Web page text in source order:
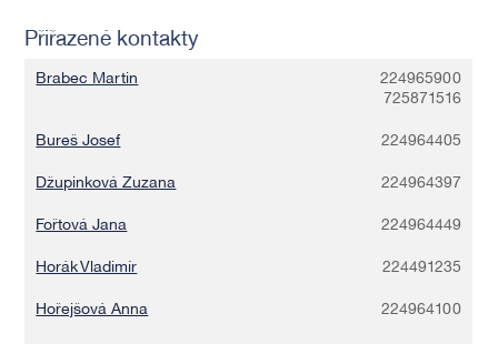
Přiřazené kontakty
Brabec Martin
224965900
725871516
Bureš Josef 224964405
Džupinková Zuzana 224964397
Fořtová Jana 224964449
Horák Vladimír 224491235
Hořejšová Anna 224964100